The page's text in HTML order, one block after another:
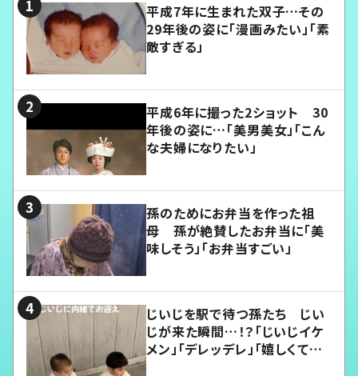
平成7年に生まれた双子…その
29年後の姿に「漫画みたい」「素
敵すぎる」
平成6年に撮った2ショット 30
年後の姿に…「美男美女」「こん
な夫婦になりたい」
孫のためにお弁当を作った祖
母 孫が絶賛したお弁当に「美
味しそう」「お弁当すごい」
じいじを駅で待つ孫たち じい
じが来た瞬間…！？「じいじイケ
メン」「デレッデレ」「嬉しくて可